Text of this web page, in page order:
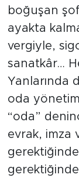
boğuşan
ayakta
vergiyle,
sanatkâr…
Yanlarında
oda
“oda”
evrak, imza